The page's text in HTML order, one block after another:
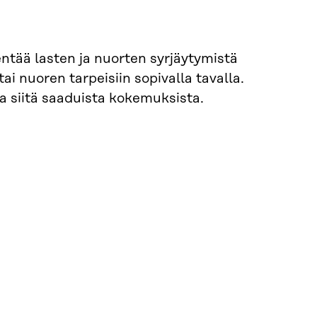
lasten ja nuorten syrjäytymistä
nuoren tarpeisiin sopivalla tavalla.
siitä saaduista kokemuksista.